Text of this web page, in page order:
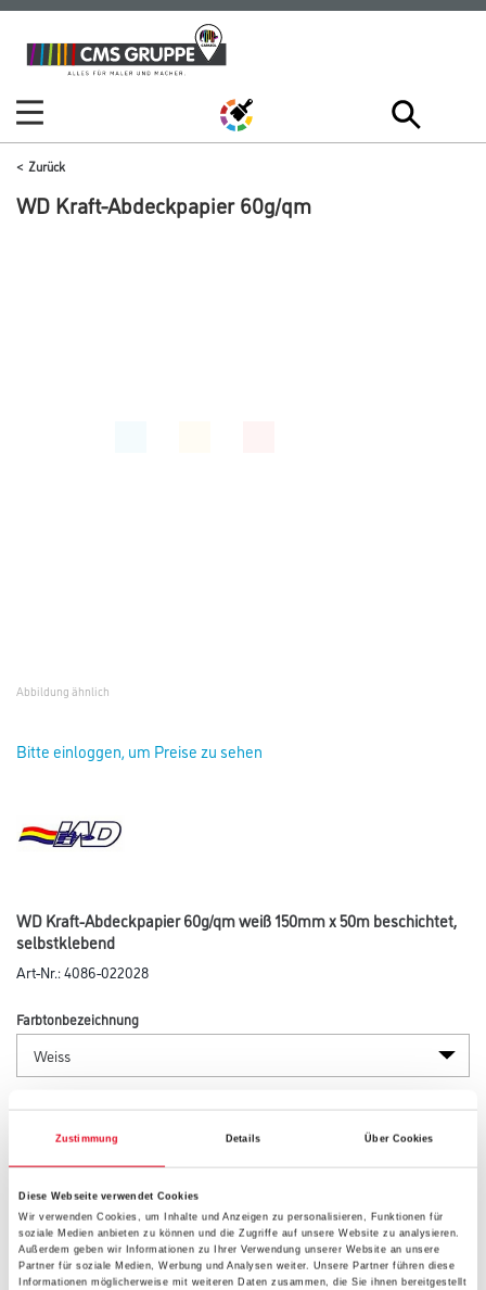
Zustimmung Details Über Cookies
Diese Webseite verwendet Cookies
Wir verwenden Cookies, um Inhalte und Anzeigen zu personalisieren, Funktionen für
soziale Medien anbieten zu können und die Zugriffe auf unsere Website zu analysieren.
Außerdem geben wir Informationen zu Ihrer Verwendung unserer Website an unsere
Partner für soziale Medien, Werbung und Analysen weiter. Unsere Partner führen diese
Informationen möglicherweise mit weiteren Daten zusammen, die Sie ihnen bereitgestellt
Zum
Inhalt
Zum
Navigationsmenü
Zurück
WD Kraft-Abdeckpapier 60g/qm
Abbildung ähnlich
Bitte einloggen, um Preise zu sehen
WD Kraft-Abdeckpapier 60g/qm weiß 150mm x 50m beschichtet,
selbstklebend
Art-Nr.:4086-022028
Farbtonbezeichnung
Breite in millimeter